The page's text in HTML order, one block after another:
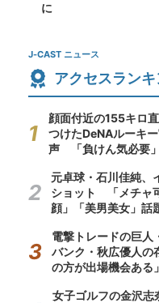
に
J-CAST ニュース
アクセスラン
顔面付近の155キロ
つけたDeNAルーキ
声 「負けん気必要
元卓球・石川佳純、
ショット 「メチャ
顔」「美男美女」話
電撃トレードの巨人
バンク・秋広優人の
の方が出場機会ある
女子ゴルフの金沢志